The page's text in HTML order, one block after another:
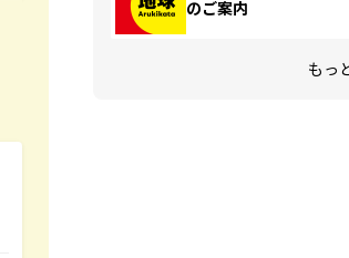
のご案内
もっ